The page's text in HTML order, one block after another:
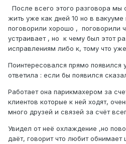
После всего этого разговора
жить уже как дней 10 но в вакууме
поговорили хорошо , поговорили
устраивает , но к чему был этот
исправлениям либо к, тому что
Поинтересовался прямо появился
ответила : если бы появился
Работает она парикмахером за
клиентов которые к ней ходят,
много друзей и связей за счёт
Увидел от неё охлаждение ,но
даёт, говорит что любит обнимает